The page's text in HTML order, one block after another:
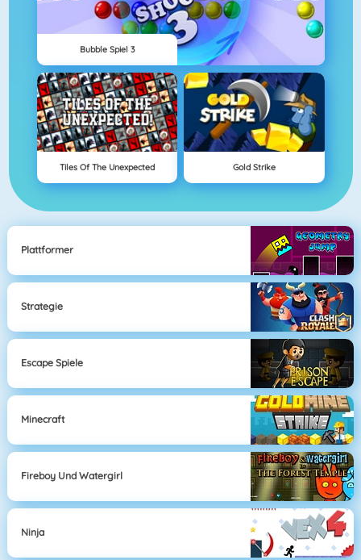
Bubble Spiel 3
Tiles Of The Unexpected Gold Strike
Plattformer
Strategie
Escape Spiele
Minecraft
Fireboy Und Watergirl
Ninja